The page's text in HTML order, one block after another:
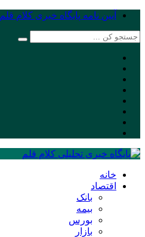
آیین نامه پایگاه خبری کلام قلم
خانه
اقتصاد
بانک
بیمه
بورس
بازار